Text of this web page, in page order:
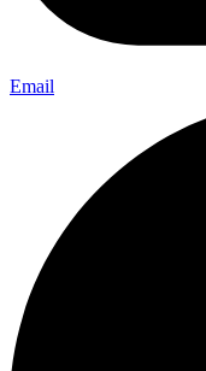
Email